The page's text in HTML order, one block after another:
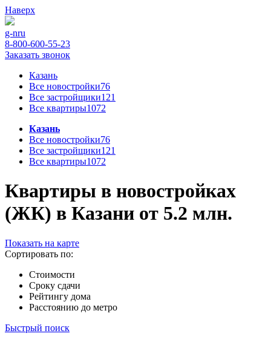
Наверх
g-nru
8-800-600-55-23
Заказать звонок
Казань
Все новостройки76
Все застройщики121
Все квартиры1072
Казань
Все новостройки76
Все застройщики121
Все квартиры1072
Квартиры в новостройках
(ЖК) в Казани от 5.2 млн.
Показать на карте
Сортировать по:
Стоимости
Сроку сдачи
Рейтингу дома
Расстоянию до метро
Быстрый поиск